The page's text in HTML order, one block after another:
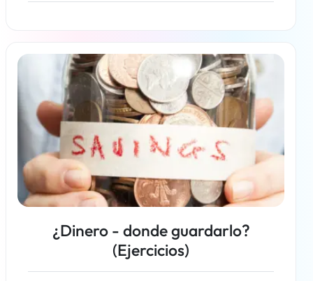
Más información
¿Dinero - donde guardarlo?
(Ejercicios)